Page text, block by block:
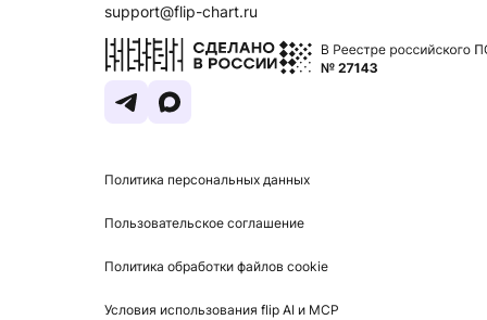
support@flip-chart.ru
Политика персональных данных
Пользовательское соглашение
Политика обработки файлов cookie
Условия использования flip AI и MCP